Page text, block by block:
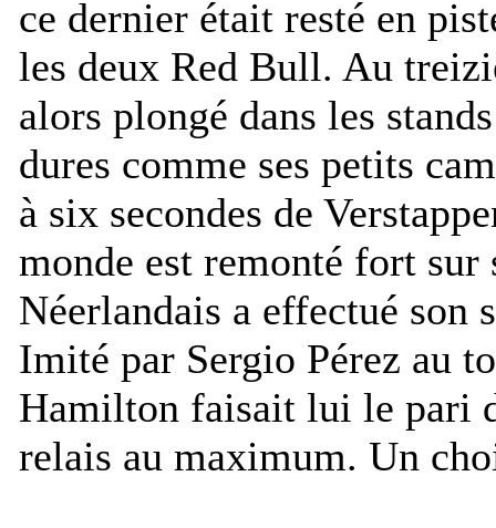
ce dernier était resté en
les deux Red Bull. Au
alors plongé dans les
dures comme ses petits
à six secondes de
monde est remonté fort
Néerlandais a effectué son
Imité par Sergio Pérez au
Hamilton faisait lui le pari
relais au maximum. Un